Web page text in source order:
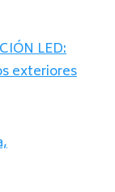
LED:
exteriores